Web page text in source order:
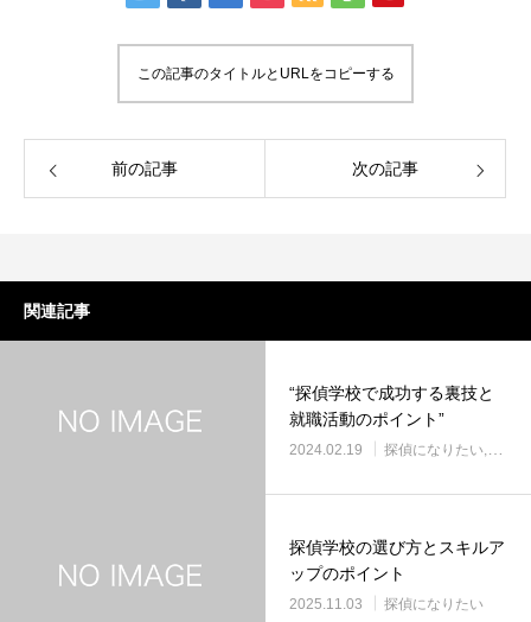
この記事のタイトルとURLをコピーする
前の記事 次の記事
関連記事
“探偵学校で成功する裏技と
就職活動のポイント”
2024.02.19 探偵になりたい
探偵学校の選び方とスキルア
ップのポイント
2025.11.03 探偵になりたい